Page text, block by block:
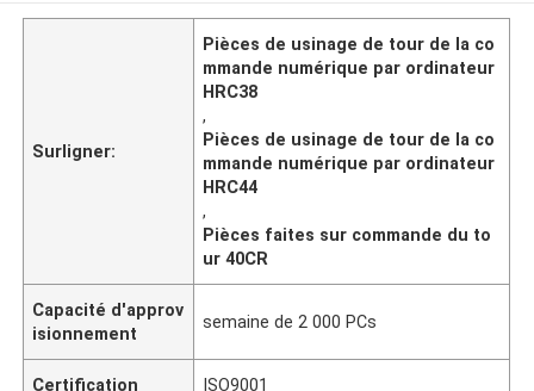
Surligner:
Pièces de usinage de tour de la co
mmande numérique par ordinateur
HRC38
,
Pièces de usinage de tour de la co
mmande numérique par ordinateur
HRC44
,
Pièces faites sur commande du to
ur 40CR
Capacité d'approv
isionnement
semaine de 2 000 PCs
Certification ISO9001